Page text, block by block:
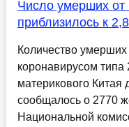
Число умерших от
приблизилось к
Количество
коронавирусом типа
материкового Китая
сообщалось о 2770
Национальной